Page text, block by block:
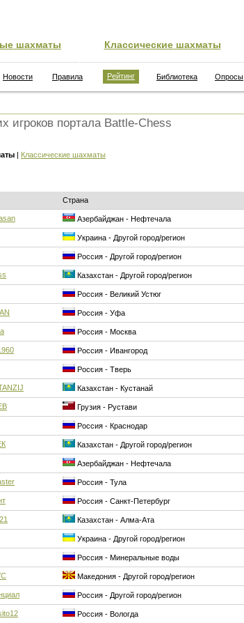
шахматы Классические шахматы
Новости Правила Рейтинг Библиотека Опросы
игроков портала Battle-Chess
| Классические шахматы
Страна
Азербайджан - Нефтечала
Украина - Другой город/регион
Россия - Другой город/регион
Казахстан - Другой город/регион
Россия - Великий Устюг
Россия - Уфа
Россия - Москва
Россия - Ивангород
Россия - Тверь
Казахстан - Кустанай
Грузия - Рустави
Россия - Краснодар
Казахстан - Другой город/регион
Азербайджан - Нефтечала
Россия - Тула
Россия - Санкт-Петербург
Казахстан - Алма-Ата
Украина - Другой город/регион
Россия - Минеральные воды
Македония - Другой город/регион
Россия - Другой город/регион
Россия - Вологда